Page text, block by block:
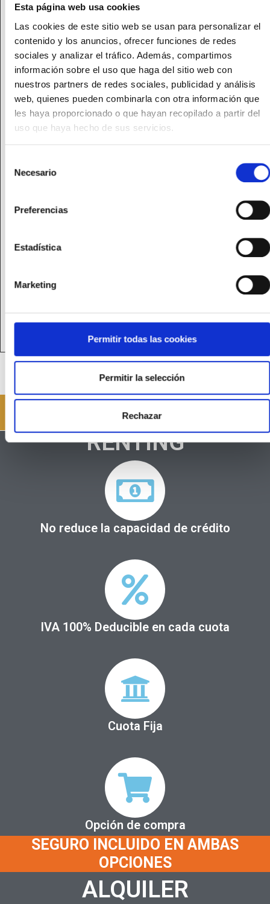
Esta página web usa cookies
Las cookies de este sitio web se usan para personalizar el
contenido y los anuncios, ofrecer funciones de redes
sociales y analizar el tráfico. Además, compartimos
información sobre el uso que haga del sitio web con
nuestros partners de redes sociales, publicidad y análisis
web, quienes pueden combinarla con otra información que
les haya proporcionado o que hayan recopilado a partir del
uso que haya hecho de sus servicios.
Necesario
Preferencias
Estadística
Marketing
Permitir todas las cookies
Permitir la selección
Rechazar
En Stock ~ Entrega Inmediata
VER INFO COMPLETA
¿RENTING O ALQUILER?
RENTING
No reduce la capacidad de crédito
IVA 100% Deducible en cada cuota
Cuota Fija
Opción de compra
SEGURO INCLUIDO EN AMBAS
OPCIONES
ALQUILER